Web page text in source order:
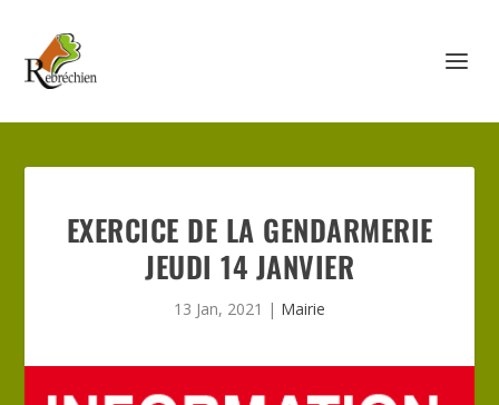
EXERCICE DE LA GENDARMERIE
JEUDI 14 JANVIER
13 Jan, 2021 | Mairie